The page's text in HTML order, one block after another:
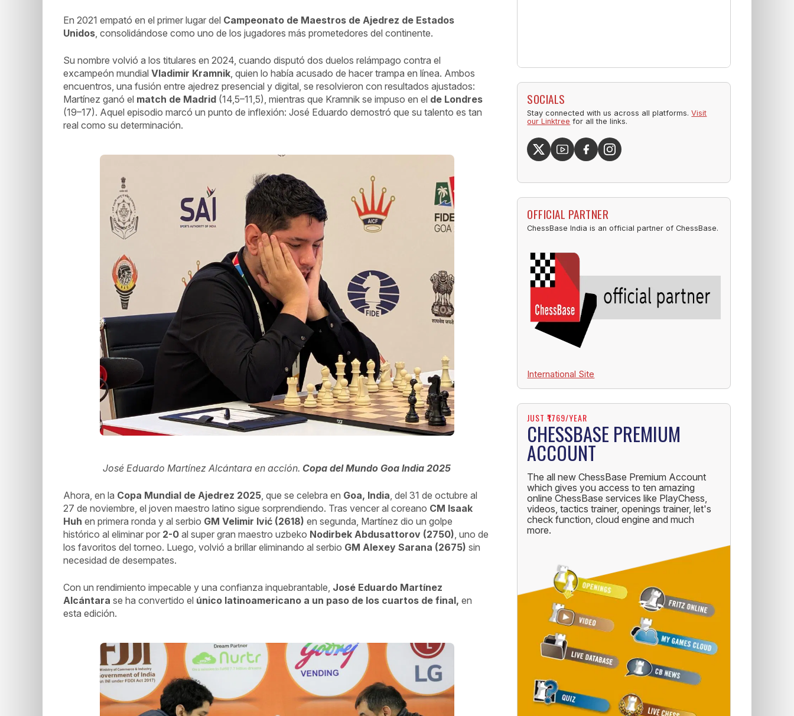
En 2021 empató en el primer lugar del Campeonato de Maestros de Ajedrez de Estados
Unidos, consolidándose como uno de los jugadores más prometedores del continente.
Su nombre volvió a los titulares en 2024, cuando disputó dos duelos relámpago contra el
excampeón mundial Vladimir Kramnik, quien lo había acusado de hacer trampa en línea. Ambos
encuentros, una fusión entre ajedrez presencial y digital, se resolvieron con resultados ajustados:
Martínez ganó el match de Madrid (14,5–11,5), mientras que Kramnik se impuso en el de Londres
(19–17). Aquel episodio marcó un punto de inflexión: José Eduardo demostró que su talento es tan
real como su determinación.
José Eduardo Martínez Alcántara en acción. Copa del Mundo Goa India 2025
Ahora, en la Copa Mundial de Ajedrez 2025, que se celebra en Goa, India, del 31 de octubre al
27 de noviembre, el joven maestro latino sigue sorprendiendo. Tras vencer al coreano CM Isaak
Huh en primera ronda y al serbio GM Velimir Ivić (2618) en segunda, Martínez dio un golpe
histórico al eliminar por 2-0 al super gran maestro uzbeko Nodirbek Abdusattorov (2750), uno de
los favoritos del torneo. Luego, volvió a brillar eliminando al serbio GM Alexey Sarana (2675) sin
necesidad de desempates.
Con un rendimiento impecable y una confianza inquebrantable, José Eduardo Martínez
Alcántara se ha convertido el único latinoamericano a un paso de los cuartos de final, en
esta edición.
SOCIALS
Stay connected with us across all platforms.Visit
our Linktree for all the links.
OFFICIAL PARTNER
ChessBase India is an official partner of ChessBase.
International Site
JUST ₹1769/YEAR
CHESSBASE PREMIUM
ACCOUNT
The all new ChessBase Premium Account
which gives you access to ten amazing
online ChessBase services like PlayChess,
videos, tactics trainer, openings trainer, let's
check function, cloud engine and much
more.